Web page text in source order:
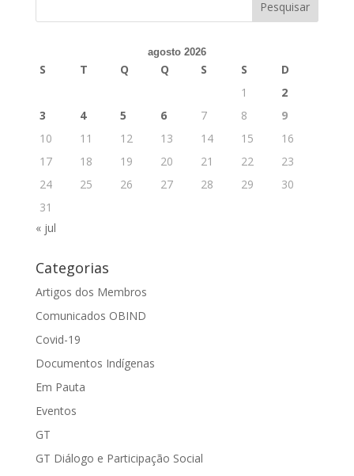
agosto 2026
S T Q Q S S
D
1
2
3
4 5 6 7 8
9
10
11 12 13 14 15
16
17
18 19 20 21 22
23
24
25 26 27 28 29
30
31
« jul
Categorias
Artigos dos Membros
Comunicados OBIND
Covid-19
Documentos Indígenas
Em Pauta
Eventos
GT
GT Diálogo e Participação Social